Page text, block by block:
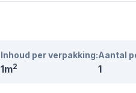
Inhoud per verpakking:
1m2
Aantal
1